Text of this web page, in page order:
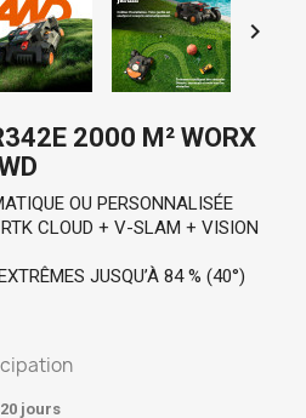

2000 M² WORX
OU PERSONNALISÉE
CLOUD + V-SLAM + VISION
JUSQU’À 84 % (40°)
jours